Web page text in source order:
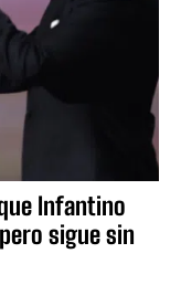
Infantino
sigue sin